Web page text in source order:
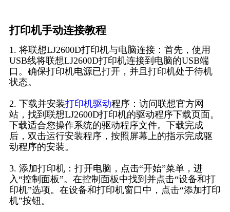
打印机手动连接教程
1. 将联想LJ2600D打印机与电脑连接：首先，使用
USB线将联想LJ2600D打印机连接到电脑的USB端
口。确保打印机电源已打开，并且打印机处于待机
状态。
2. 下载并安装打印机驱动程序：访问联想官方网
站，找到联想LJ2600D打印机的驱动程序下载页面。
下载适合您操作系统的驱动程序文件。下载完成
后，双击运行安装程序，按照屏幕上的指示完成驱
动程序的安装。
3. 添加打印机：打开电脑，点击“开始”菜单，进
入“控制面板”。在控制面板中找到并点击“设备和打
印机”选项。在设备和打印机窗口中，点击“添加打印
机”按钮。